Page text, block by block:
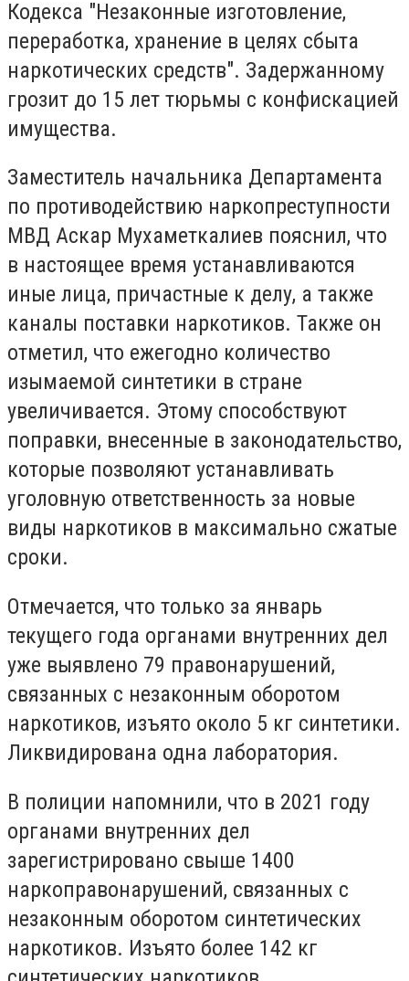
Кодекса "Незаконные изготовление,
переработка, хранение в целях сбыта
наркотических средств". Задержанному
грозит до 15 лет тюрьмы с конфискацией
имущества.
Заместитель начальника Департамента
по противодействию наркопреступности
МВД Аскар Мухаметкалиев пояснил, что
в настоящее время устанавливаются
иные лица, причастные к делу, а также
каналы поставки наркотиков. Также он
отметил, что ежегодно количество
изымаемой синтетики в стране
увеличивается. Этому способствуют
поправки, внесенные в законодательство,
которые позволяют устанавливать
уголовную ответственность за новые
виды наркотиков в максимально сжатые
сроки.
Отмечается, что только за январь
текущего года органами внутренних дел
уже выявлено 79 правонарушений,
связанных с незаконным оборотом
наркотиков, изъято около 5 кг синтетики.
Ликвидирована одна лаборатория.
В полиции напомнили, что в 2021 году
органами внутренних дел
зарегистрировано свыше 1400
наркоправонарушений, связанных с
незаконным оборотом синтетических
наркотиков. Изъято более 142 кг